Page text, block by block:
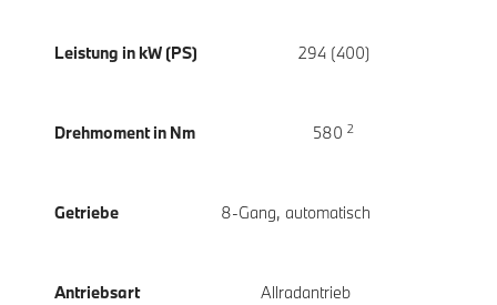
Leistung in kW (PS) 294 (400)
Drehmoment in Nm 580 2
Getriebe 8-Gang, automatisch
Antriebsart Allradantrieb